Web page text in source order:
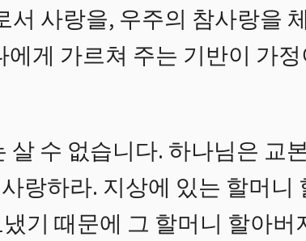
사랑을, 우주의 참사랑을
게 가르쳐 주는 기반이 가
수 없습니다. 하나님은 교
랑하라. 지상에 있는 할머니
기 때문에 그 할머니 할아버